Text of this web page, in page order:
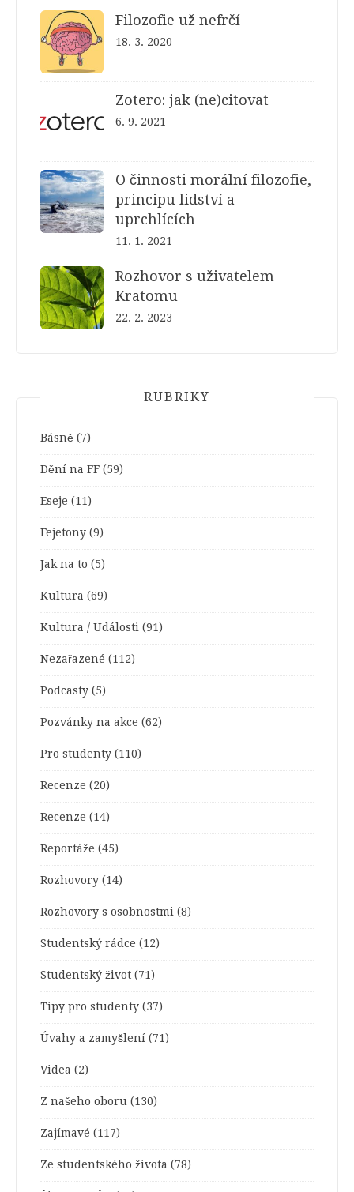
Filozofie už nefrčí
18. 3. 2020
Zotero: jak (ne)citovat
6. 9. 2021
O činnosti morální filozofie,
principu lidství a
uprchlících
11. 1. 2021
Rozhovor s uživatelem
Kratomu
22. 2. 2023
RUBRIKY
Básně (7)
Dění na FF (59)
Eseje (11)
Fejetony (9)
Jak na to (5)
Kultura (69)
Kultura / Události (91)
Nezařazené (112)
Podcasty (5)
Pozvánky na akce (62)
Pro studenty (110)
Recenze (20)
Recenze (14)
Reportáže (45)
Rozhovory (14)
Rozhovory s osobnostmi (8)
Studentský rádce (12)
Studentský život (71)
Tipy pro studenty (37)
Úvahy a zamyšlení (71)
Videa (2)
Z našeho oboru (130)
Zajímavé (117)
Ze studentského života (78)